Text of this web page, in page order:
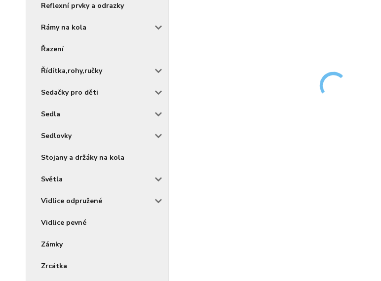
Reflexní prvky a odrazky
Rámy na kola
Řazení
Řídítka,rohy,ručky
Sedačky pro děti
Sedla
Sedlovky
Stojany a držáky na kola
Světla
Vidlice odpružené
Vidlice pevné
Zámky
Zrcátka